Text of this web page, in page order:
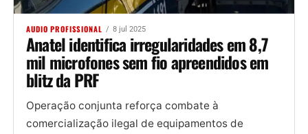
AUDIO PROFISSIONAL 8 jul 2025
Anatel identifica irregularidades em 8,7
mil microfones sem fio apreendidos em
blitz da PRF
Operação conjunta reforça combate à
comercialização ilegal de equipamentos de